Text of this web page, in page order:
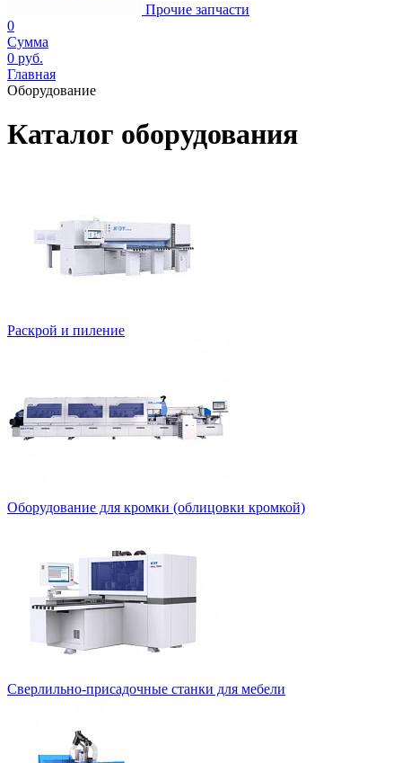
Прочие запчасти
0
Сумма
0 руб.
Главная
Оборудование
Каталог оборудования
Раскрой и пиление
Оборудование для кромки (облицовки кромкой)
Сверлильно-присадочные станки для мебели